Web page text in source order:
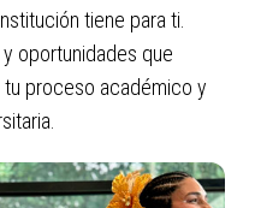
tiene para ti.
oportunidades que
proceso académico y